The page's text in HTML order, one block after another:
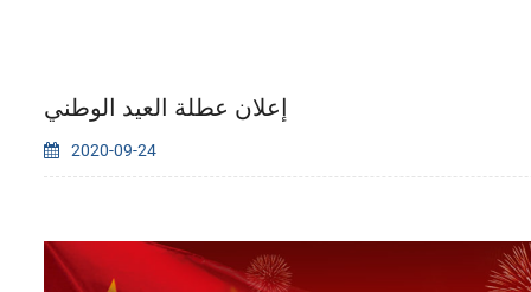
إعلان عطلة العيد الوطني
2020-09-24